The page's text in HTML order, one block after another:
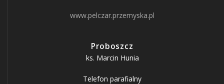
www.pelczar.przemyska.pl
Proboszcz
ks. Marcin Hunia
Telefon parafialny